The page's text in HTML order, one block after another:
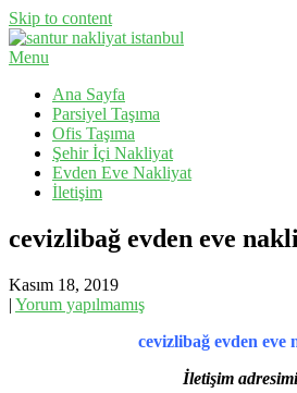
Skip to content
Santur Nakliyat
Menu
Ana Sayfa
Parsiyel Taşıma
Ofis Taşıma
Şehir İçi Nakliyat
Evden Eve Nakliyat
İletişim
cevizlibağ evden eve
Kasım 18, 2019
| Yorum yapılmamış
cevizlibağ evden eve
İletişim